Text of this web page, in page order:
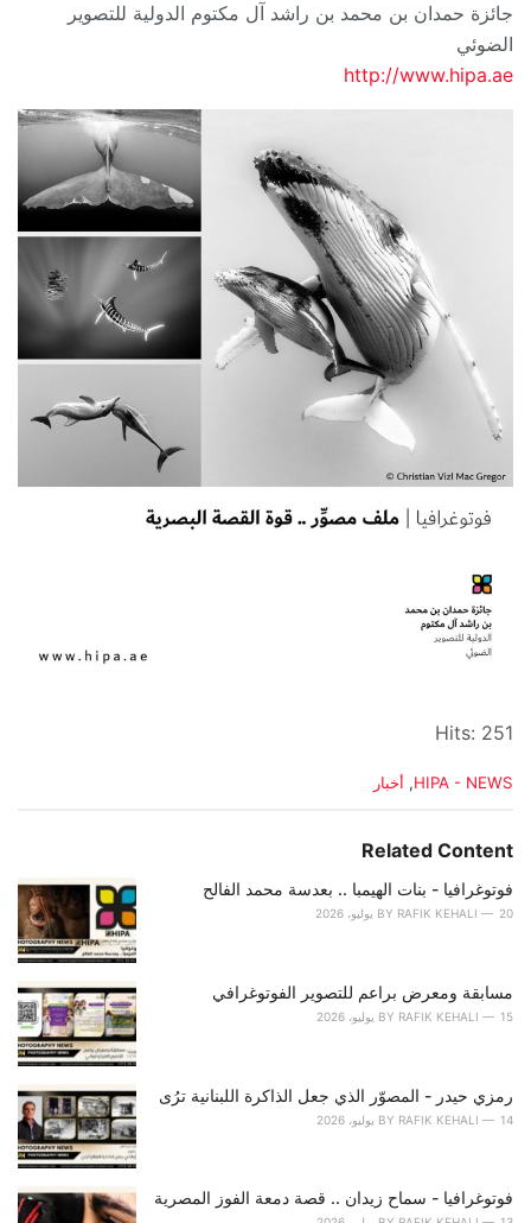
جائزة حمدان بن محمد بن راشد آل مكتوم الدولیة للتصویر
الضوئي
http://www.hipa.ae
Hits: 251
C
e
o
r
:
HIPA - NEWS
, أخبار
Related Content
فوتوغرافيا - بنات الهيمبا .. بعدسة محمد الفالح
BY RAFIK KEHALI 20 يوليو، 2026
مسابقة ومعرض براعم للتصوير الفوتوغرافي
BY RAFIK KEHALI 15 يوليو، 2026
رمزي حيدر - المصوّر الذي جعل الذاكرة اللبنانية ترُى
BY RAFIK KEHALI 14 يوليو، 2026
فوتوغرافيا - سماح زيدان .. قصة دمعة الفوز المصرية